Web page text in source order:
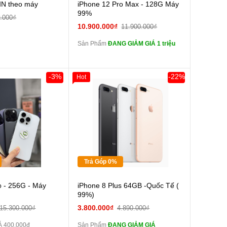
theo máy
màn
tai nghe iPhone 6S
tai nghe iPhone X
các Phụ Kiện Khác
iPhone 12 Pro Max - 128G Máy
99%
10.900.000₫ 11.900.000₫
Sản PhẩmĐANG GIẢM GIÁ 1 triệu
- 256G - Máy
15.300.000₫
-3%
400.000đ
Trả Góp 0%
Giảm 100.000đ
Khách Hàng
Tặng
Cường lực 10D full
màn
tai nghe iPhone 6S
iPhone 8 Plus 64GB -Quốc Tế (
99%)
3.800.000₫ 4.890.000₫
-22%
Sản PhẩmĐANG GIẢM GIÁ
Hot